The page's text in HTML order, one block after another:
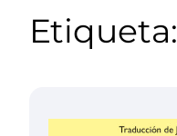
Etiqueta: